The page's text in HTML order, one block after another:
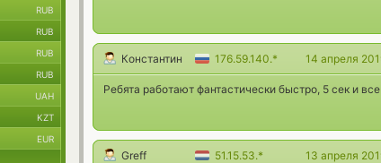
Константин 176.59.140.* 14 апреля
Ребята работают фантастически быстро, 5 сек и
Greff 51.15.53.* 13 апреля
RUB
RUB
RUB
RUB
UAH
KZT
EUR